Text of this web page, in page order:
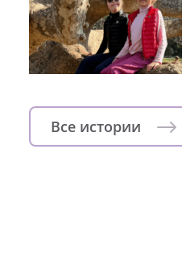
Все истории